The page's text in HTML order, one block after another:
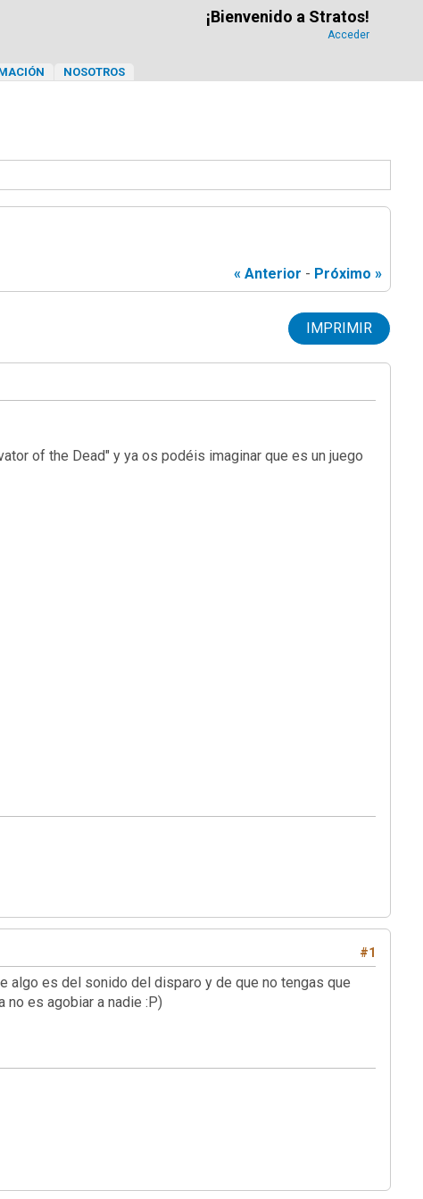
¡Bienvenido a Stratos!
Acceder
NOSOTROS
« Anterior - Próximo »
IMPRIMIR
of the Dead" y ya os podéis imaginar que es un juego
#1
algo es del sonido del disparo y de que no tengas que
no es agobiar a nadie :P)